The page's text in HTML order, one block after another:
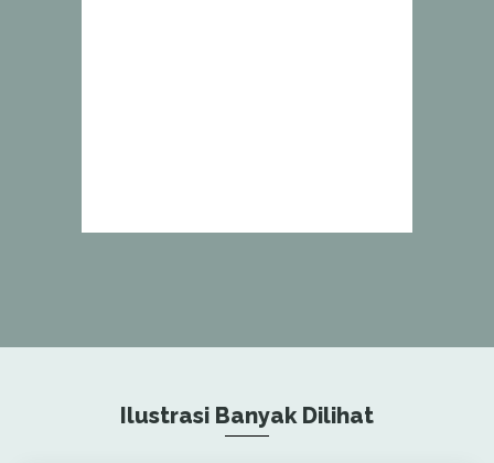
Ilustrasi Banyak Dilihat